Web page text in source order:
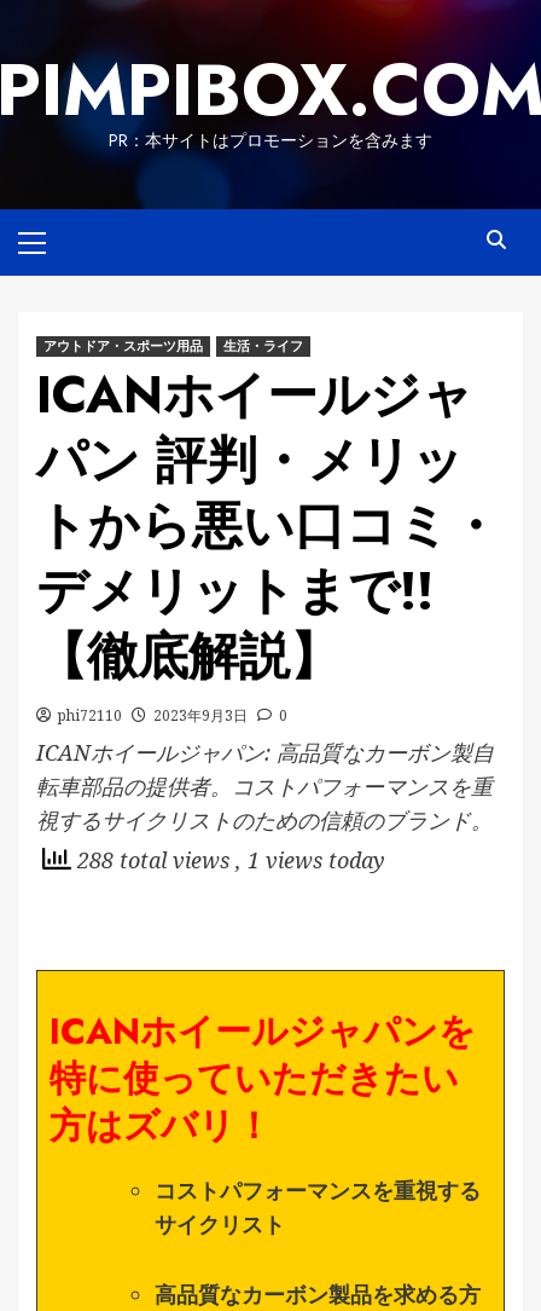
content
PR：本サイトはプロモーションを含みます
Menu
アウトドア・スポーツ用品 生活・ライフ
ICANホイールジャ
パン 評判・メリッ
トから悪い口コミ・
デメリットまで!!
【徹底解説】
phi72110 2023年9月3日 0
ICANホイールジャパン: 高品質なカーボン製自
転車部品の提供者。コストパフォーマンスを重
視するサイクリストのための信頼のブランド。
288 total views , 1 views today
ICANホイールジャパンを
特に使っていただきたい
方はズバリ！
コストパフォーマンスを重視する
サイクリスト
高品質なカーボン製品を求める方